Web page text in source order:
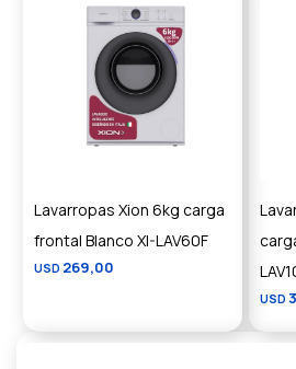
Lavarropas Xion 6kg carga
frontal Blanco XI-LAV60F
USD 269,00
USD